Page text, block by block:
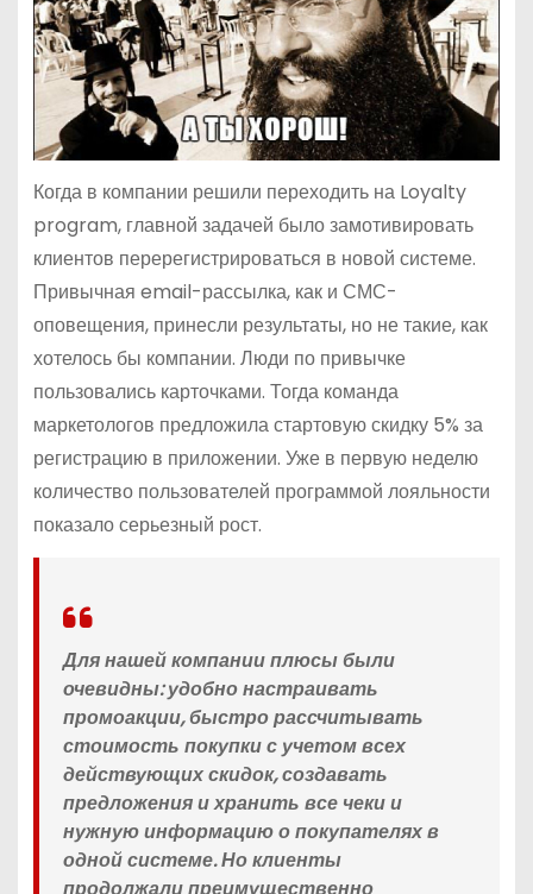
Когда в компании решили переходить на Loyalty
program, главной задачей было замотивировать
клиентов перерегистрироваться в новой системе.
Привычная email-рассылка, как и СМС-
оповещения, принесли результаты, но не такие, как
хотелось бы компании. Люди по привычке
пользовались карточками. Тогда команда
маркетологов предложила стартовую скидку 5% за
регистрацию в приложении. Уже в первую неделю
количество пользователей программой лояльности
показало серьезный рост.
Для нашей компании плюсы были
очевидны: удобно настраивать
промоакции, быстро рассчитывать
стоимость покупки с учетом всех
действующих скидок, создавать
предложения и хранить все чеки и
нужную информацию о покупателях в
одной системе. Но клиенты
продолжали преимущественно